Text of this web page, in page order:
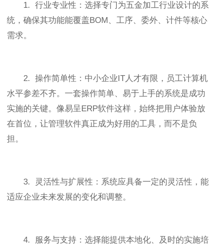
1. 行业专业性：选择专门为五金加工行业设计的系
统，确保其功能能覆盖BOM、工序、委外、计件等核心
需求。
2. 操作简单性：中小企业IT人才有限，员工计算机
水平参差不齐。一套操作简单、易于上手的系统是成功
实施的关键。像易呈ERP软件这样，始终把用户体验放
在首位，让管理软件真正成为好用的工具，而不是负
担。
3. 灵活性与扩展性：系统应具备一定的灵活性，能
适应企业未来发展的变化和调整。
4. 服务与支持：选择能提供本地化、及时的实施培